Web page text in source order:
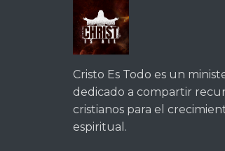
Cristo Es Todo es un
dedicado a compartir
cristianos para el
espiritual.